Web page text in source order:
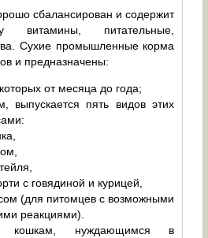
сбалансирован и содержит
витамины, питательные,
Сухие промышленные корма
и предназначены:
от месяца до года;
выпускается пять видов этих
с говядиной и курицей,
(для питомцев с возможными
реакциями).
кошкам, нуждающимся в